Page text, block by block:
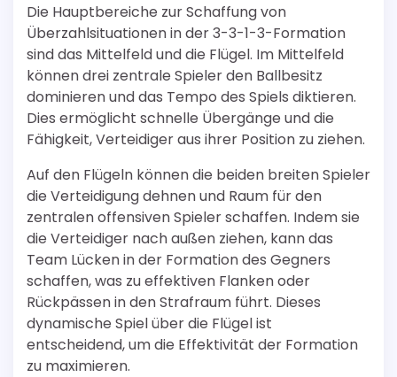
Die Hauptbereiche zur Schaffung von
Überzahlsituationen in der 3-3-1-3-Formation
sind das Mittelfeld und die Flügel. Im Mittelfeld
können drei zentrale Spieler den Ballbesitz
dominieren und das Tempo des Spiels diktieren.
Dies ermöglicht schnelle Übergänge und die
Fähigkeit, Verteidiger aus ihrer Position zu ziehen.
Auf den Flügeln können die beiden breiten Spieler
die Verteidigung dehnen und Raum für den
zentralen offensiven Spieler schaffen. Indem sie
die Verteidiger nach außen ziehen, kann das
Team Lücken in der Formation des Gegners
schaffen, was zu effektiven Flanken oder
Rückpässen in den Strafraum führt. Dieses
dynamische Spiel über die Flügel ist
entscheidend, um die Effektivität der Formation
zu maximieren.